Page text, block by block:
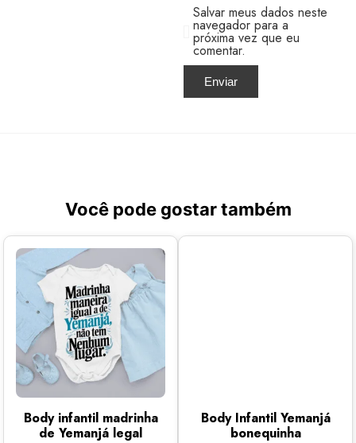
Salvar meus dados neste
navegador para a
próxima vez que eu
comentar.
Você pode gostar também
Body infantil madrinha
de Yemanjá legal
Body Infantil Yemanjá
bonequinha